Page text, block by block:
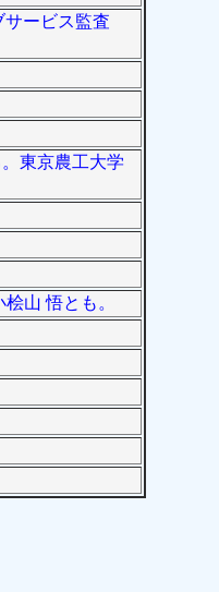
サービス監査
東京農工大学
山 悟とも。